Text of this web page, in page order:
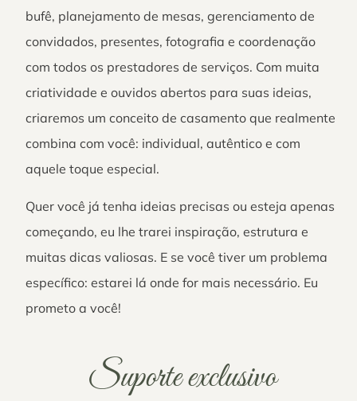
bufê, planejamento de mesas, gerenciamento de
convidados, presentes, fotografia e coordenação
com todos os prestadores de serviços. Com muita
criatividade e ouvidos abertos para suas ideias,
criaremos um conceito de casamento que realmente
combina com você: individual, autêntico e com
aquele toque especial.
Quer você já tenha ideias precisas ou esteja apenas
começando, eu lhe trarei inspiração, estrutura e
muitas dicas valiosas. E se você tiver um problema
específico: estarei lá onde for mais necessário. Eu
prometo a você!
Suporte exclusivo